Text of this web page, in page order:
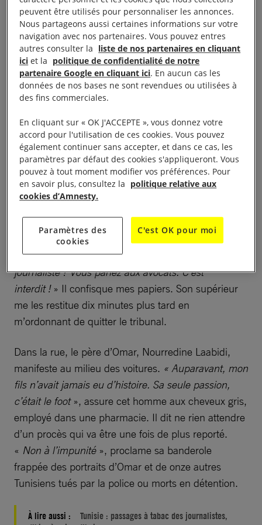
préféré fuir en France. Depuis, l’affaire végète.
«C’est un déni de justice,s’insurge Me Toumi Ben
Farhat, défenseur de la famille Laabidi.Dès qu’un
policier est accusé, des pressions sont exercées sur
les témoins et les magistrats».
a plein de flics, j’aime pas trop ça», s’alarme un
avocat. Chacun se souvient de leur précédente
démonstration de force. En février 2018, des agents
avaient investi le tribunal avec leurs armes afin
d’exiger la libération de cinq des leurs, accusés de
habitudes et font ce qu’ils veulent
l’homme en robe noire. Un policier qui m’a vu
prendre des notes m’interpelle : «
journaliste ? Vous parlez aux avocats. C’est
interdit !» Il confisque mes papiers. Son supérieur
me les restitue dix minutes plus tard en
m’ordonnant de quitter le tribunal.
Dans la rue, le père d’Omar, Nourredine Laabidi,
manifeste au milieu des voitures. « Auparavant, mon
fils n’avait jamais eu d’histoire. Sa seule passion,
c’était le foot», assure cet homme aux cheveux gris,
employé dans une pharmacie. Il dit ne rien attendre
d’un procès qui va être une fois de plus reporté.
« Non à l’impunité», proclame sa banderole
frappée des portraits d’Omar et de onze autres
Tunisiens tués par la police ou morts en détention.
À lire aussi :
Tunisie : passages à tabac des journalistes,
peuvent être utilisés pour personnaliser les annonces.
Nous partageons aussi certaines informations sur votre
navigation avec nos partenaires. Vous pouvez entres
autres consulter la liste de nos partenaires en cliquant
ici et la politique de confidentialité de notre
partenaire Google en cliquant ici. En aucun cas les
données de nos bases ne sont revendues ou utilisées à
des fins commerciales.
En cliquant sur « OK J'ACCEPTE », vous donnez votre
accord pour l'utilisation de ces cookies. Vous pouvez
également continuer sans accepter, et dans ce cas, les
paramètres par défaut des cookies s'appliqueront. Vous
pouvez à tout moment modifier vos préférences. Pour
en savoir plus, consultez la politique relative aux
cookies d’Amnesty.
Paramètres des
cookies
C'est OK pour moi